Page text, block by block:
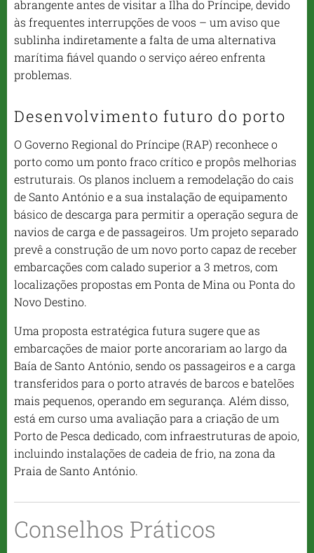
abrangente antes de visitar a Ilha do Príncipe, devido
às frequentes interrupções de voos – um aviso que
sublinha indiretamente a falta de uma alternativa
marítima fiável quando o serviço aéreo enfrenta
problemas.
Desenvolvimento futuro do porto
O Governo Regional do Príncipe (RAP) reconhece o
porto como um ponto fraco crítico e propôs melhorias
estruturais. Os planos incluem a remodelação do cais
de Santo António e a sua instalação de equipamento
básico de descarga para permitir a operação segura de
navios de carga e de passageiros. Um projeto separado
prevê a construção de um novo porto capaz de receber
embarcações com calado superior a 3 metros, com
localizações propostas em Ponta de Mina ou Ponta do
Novo Destino.
Uma proposta estratégica futura sugere que as
embarcações de maior porte ancorariam ao largo da
Baía de Santo António, sendo os passageiros e a carga
transferidos para o porto através de barcos e batelões
mais pequenos, operando em segurança. Além disso,
está em curso uma avaliação para a criação de um
Porto de Pesca dedicado, com infraestruturas de apoio,
incluindo instalações de cadeia de frio, na zona da
Praia de Santo António.
Conselhos Práticos